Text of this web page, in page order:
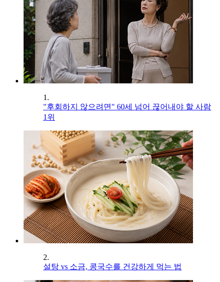
1.
"후회하지 않으려면" 60세 넘어 끊어내야 할 사람
1위
2.
설탕 vs 소금, 콩국수를 건강하게 먹는 법